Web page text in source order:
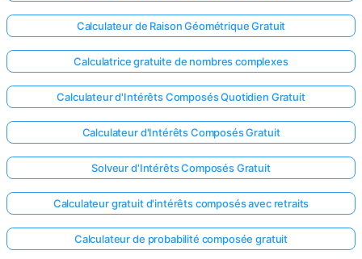
Calculateur de Raison Géométrique Gratuit
Calculatrice gratuite de nombres complexes
Calculateur d'Intérêts Composés Quotidien Gratuit
Calculateur d'Intérêts Composés Gratuit
Solveur d'Intérêts Composés Gratuit
Calculateur gratuit d'intérêts composés avec retraits
Calculateur de probabilité composée gratuit